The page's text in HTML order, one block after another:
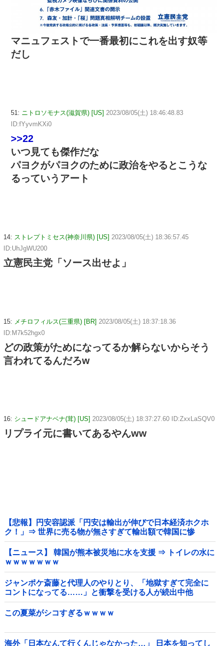
マニュフェストで一番最初にこれを出す奴等
だし
51: ニトロソモナス(滋賀県) [US] 2023/08/05(土) 18:46:48.83
ID:fYyvmKXi0
>>22
いつ見ても傑作だな
パヨクがパヨクのために政治をやるとこうな
るっていうアート
14: ストレプトミセス(神奈川県) [US] 2023/08/05(土) 18:36:57.45
ID:UhJgWU200
立憲民主党「ソース出せよ」
15: メチロフィルス(三重県) [BR] 2023/08/05(土) 18:37:18.36
ID:M7k52hgx0
どの政策がためになってるか解らないからそう
言われてるんだろw
16: シュードアナベナ(茸) [US] 2023/08/05(土) 18:37:27.60 ID:ZxxLaSQV0
リプライ元に書いてあるやんww
【悲報】円安容認派「円安は輸出が伸びで日本経済ホクホ
ク！」⇒ 世界に売る物が無さすぎて輸出額で韓国に惨
敗・・・
【ニュース】 韓国が熊本被災地に水を支援 ⇒ トイレの水に
ｗｗｗｗｗｗｗ
ジャンポケ斎藤と代理人のやりとり、「地獄すぎて完全に
コントになってる……」と衝撃を受ける人が続出中他
この夏菜がシコすぎるｗｗｗｗ
海外「日本なんて行くんじゃなかった…」 日本を知ってし